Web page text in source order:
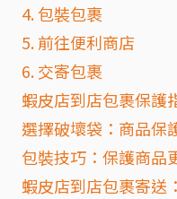
4. 包裝包裹
5. 前往便利商店
6. 交寄包裹
蝦皮店到店包裹保護
選擇破壞袋：商品保
包裝技巧：保護商品
蝦皮店到店包裹寄送